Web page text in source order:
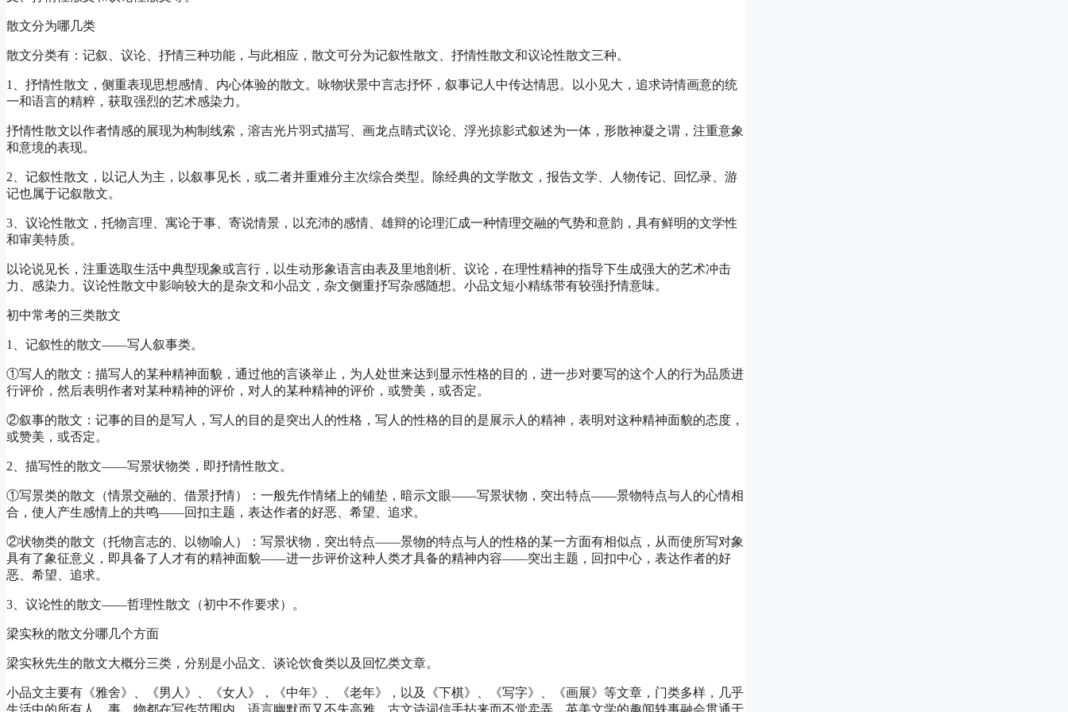
散文分为哪几类
散文分类有：记叙、议论、抒情三种功能，与此相应，散文可分为记叙性散文、抒情性散文和议论性散文三种。
1、抒情性散文，侧重表现思想感情、内心体验的散文。咏物状景中言志抒怀，叙事记人中传达情思。以小见大，追求诗情画意的统
一和语言的精粹，获取强烈的艺术感染力。
抒情性散文以作者情感的展现为构制线索，溶吉光片羽式描写、画龙点睛式议论、浮光掠影式叙述为一体，形散神凝之谓，注重意象
和意境的表现。
2、记叙性散文，以记人为主，以叙事见长，或二者并重难分主次综合类型。除经典的文学散文，报告文学、人物传记、回忆录、游
记也属于记叙散文。
3、议论性散文，托物言理、寓论于事、寄说情景，以充沛的感情、雄辩的论理汇成一种情理交融的气势和意韵，具有鲜明的文学性
和审美特质。
以论说见长，注重选取生活中典型现象或言行，以生动形象语言由表及里地剖析、议论，在理性精神的指导下生成强大的艺术冲击
力、感染力。议论性散文中影响较大的是杂文和小品文，杂文侧重抒写杂感随想。小品文短小精练带有较强抒情意味。
初中常考的三类散文
1、记叙性的散文——写人叙事类。
①写人的散文：描写人的某种精神面貌，通过他的言谈举止，为人处世来达到显示性格的目的，进一步对要写的这个人的行为品质进
行评价，然后表明作者对某种精神的评价，对人的某种精神的评价，或赞美，或否定。
②叙事的散文：记事的目的是写人，写人的目的是突出人的性格，写人的性格的目的是展示人的精神，表明对这种精神面貌的态度，
或赞美，或否定。
2、描写性的散文——写景状物类，即抒情性散文。
①写景类的散文（情景交融的、借景抒情）：一般先作情绪上的铺垫，暗示文眼——写景状物，突出特点——景物特点与人的心情相
合，使人产生感情上的共鸣——回扣主题，表达作者的好恶、希望、追求。
②状物类的散文（托物言志的、以物喻人）：写景状物，突出特点——景物的特点与人的性格的某一方面有相似点，从而使所写对象
具有了象征意义，即具备了人才有的精神面貌——进一步评价这种人类才具备的精神内容——突出主题，回扣中心，表达作者的好
恶、希望、追求。
3、议论性的散文——哲理性散文（初中不作要求）。
梁实秋的散文分哪几个方面
梁实秋先生的散文大概分三类，分别是小品文、谈论饮食类以及回忆类文章。
小品文主要有《雅舍》、《男人》、《女人》，《中年》、《老年》，以及《下棋》、《写字》、《画展》等文章，门类多样，几乎